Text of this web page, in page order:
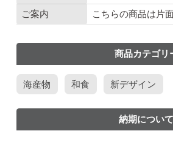
ご案内
こちらの商品は片
商品カテゴリ
海産物 和食 新デザイン
納期について